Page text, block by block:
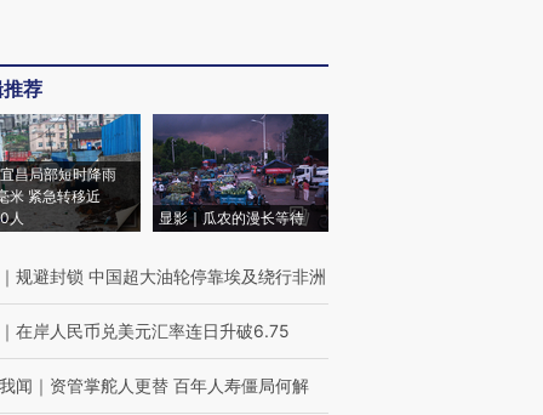
荐
昌局部短时降雨
米 紧急转移近
人
显影｜瓜农的漫长等待
｜ 规避封锁 中国超大油轮停靠埃及绕行非洲
｜ 在岸人民币兑美元汇率连日升破6.75
闻 ｜ 资管掌舵人更替 百年人寿僵局何解